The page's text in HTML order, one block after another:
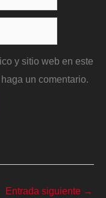
y sitio web en este
un comentario.
Entrada siguiente →